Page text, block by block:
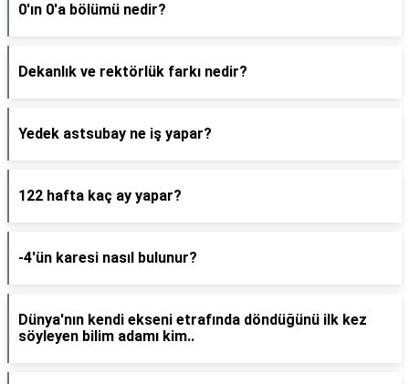
0'ın 0'a bölümü nedir?
Dekanlık ve rektörlük farkı nedir?
Yedek astsubay ne iş yapar?
122 hafta kaç ay yapar?
-4'ün karesi nasıl bulunur?
Dünya'nın kendi ekseni etrafında döndüğünü ilk kez
söyleyen bilim adamı kim..